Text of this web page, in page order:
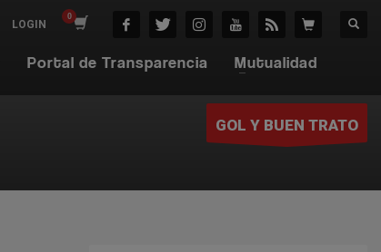
LOGIN
Portal de Transparencia
Mutualidad
GOL Y BUEN TRATO